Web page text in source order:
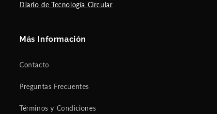
Diario de Tecnología Circular
Más Información
Contacto
Preguntas Frecuentes
Términos y Condiciones